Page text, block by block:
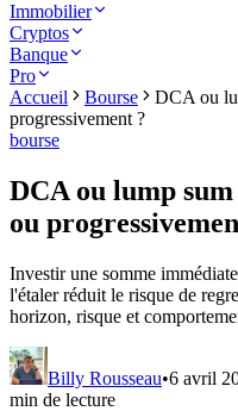
Immobilier
Cryptos
Banque
Pro
Accueil
Bourse
DCA ou
progressivement ?
bourse
DCA ou lump
ou
Investir une somme
l'étaler réduit le risque de
horizon, risque et
Billy Rousseau•6 avril
min de lecture